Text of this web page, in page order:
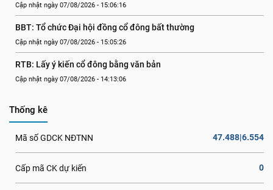
Cập nhật ngày 07/08/2026 - 15:06:16
BBT: Tổ chức Đại hội đồng cổ đông bất thường
Cập nhật ngày 07/08/2026 - 15:05:26
RTB: Lấy ý kiến cổ đông bằng văn bản
Cập nhật ngày 07/08/2026 - 14:13:06
Thống kê
Mã số GDCK NĐTNN 47.488|6.554
Cấp mã CK dự kiến 0